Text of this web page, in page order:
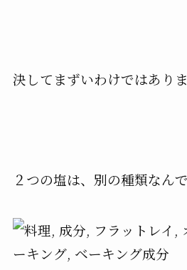
決してまずいわけではあり
２つの塩は、別の種類なん